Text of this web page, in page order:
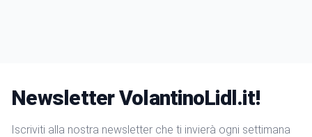
Newsletter VolantinoLidl.it!
Iscriviti alla nostra newsletter che ti invierà ogni settimana